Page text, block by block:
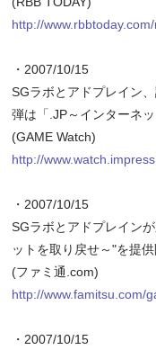
http://
・2007/10/15
SGラボとアドプレイン
弾は「.JP～インターネッ
(GAME Watch)
http://
・2007/10/15
SGラボとアドプレイン
ットを取り戻せ～"を提
(ファミ通.com)
http://www.famitsu.com/
・2007/10/15